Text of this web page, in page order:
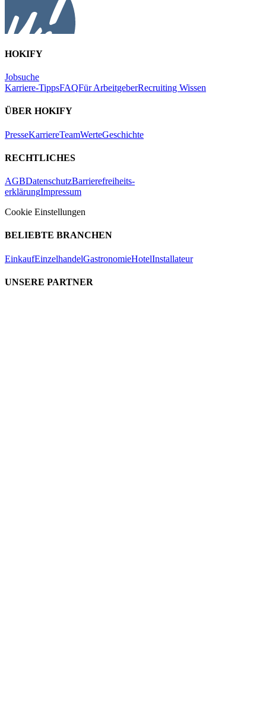
HOKIFY
Jobsuche
Karriere-TippsFAQFür ArbeitgeberRecruiting Wissen
ÜBER HOKIFY
PresseKarriereTeamWerteGeschichte
RECHTLICHES
AGBDatenschutzBarrierefreiheits-
erklärungImpressum
Cookie Einstellungen
BELIEBTE BRANCHEN
EinkaufEinzelhandelGastronomieHotelInstallateur
UNSERE PARTNER